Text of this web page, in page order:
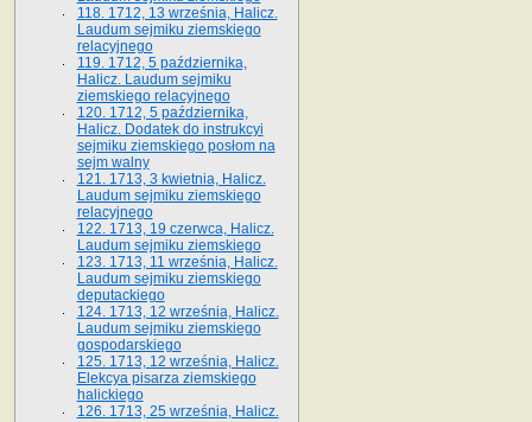
118. 1712, 13 września, Halicz.
Laudum sejmiku ziemskiego
relacyjnego
119. 1712, 5 października,
Halicz. Laudum sejmiku
ziemskiego relacyjnego
120. 1712, 5 października,
Halicz. Dodatek do instrukcyi
sejmiku ziemskiego posłom na
sejm walny
121. 1713, 3 kwietnia, Halicz.
Laudum sejmiku ziemskiego
relacyjnego
122. 1713, 19 czerwca, Halicz.
Laudum sejmiku ziemskiego
123. 1713, 11 września, Halicz.
Laudum sejmiku ziemskiego
deputackiego
124. 1713, 12 września, Halicz.
Laudum sejmiku ziemskiego
gospodarskiego
125. 1713, 12 września, Halicz.
Elekcya pisarza ziemskiego
halickiego
126. 1713, 25 września, Halicz.